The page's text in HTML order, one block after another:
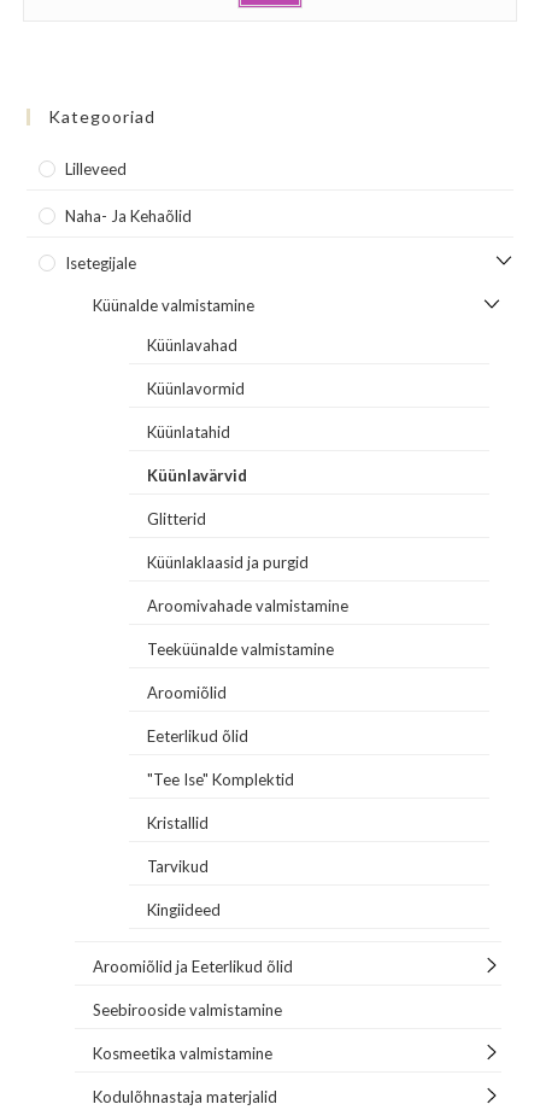
Kategooriad
Lilleveed
Naha- Ja Kehaõlid
Isetegijale
Küünalde valmistamine
Küünlavahad
Küünlavormid
Küünlatahid
Küünlavärvid
Glitterid
Küünlaklaasid ja purgid
Aroomivahade valmistamine
Teeküünalde valmistamine
Aroomiõlid
Eeterlikud õlid
"Tee Ise" Komplektid
Kristallid
Tarvikud
Kingiideed
Aroomiõlid ja Eeterlikud õlid
Seebirooside valmistamine
Kosmeetika valmistamine
Kodulõhnastaja materjalid